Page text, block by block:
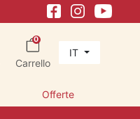
0
Carrello
IT
Offerte